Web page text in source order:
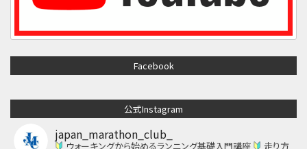
Facebook
公式Instagram
japan_marathon_club_
ウォーキングから始めるランニング基礎入門講座
走り方